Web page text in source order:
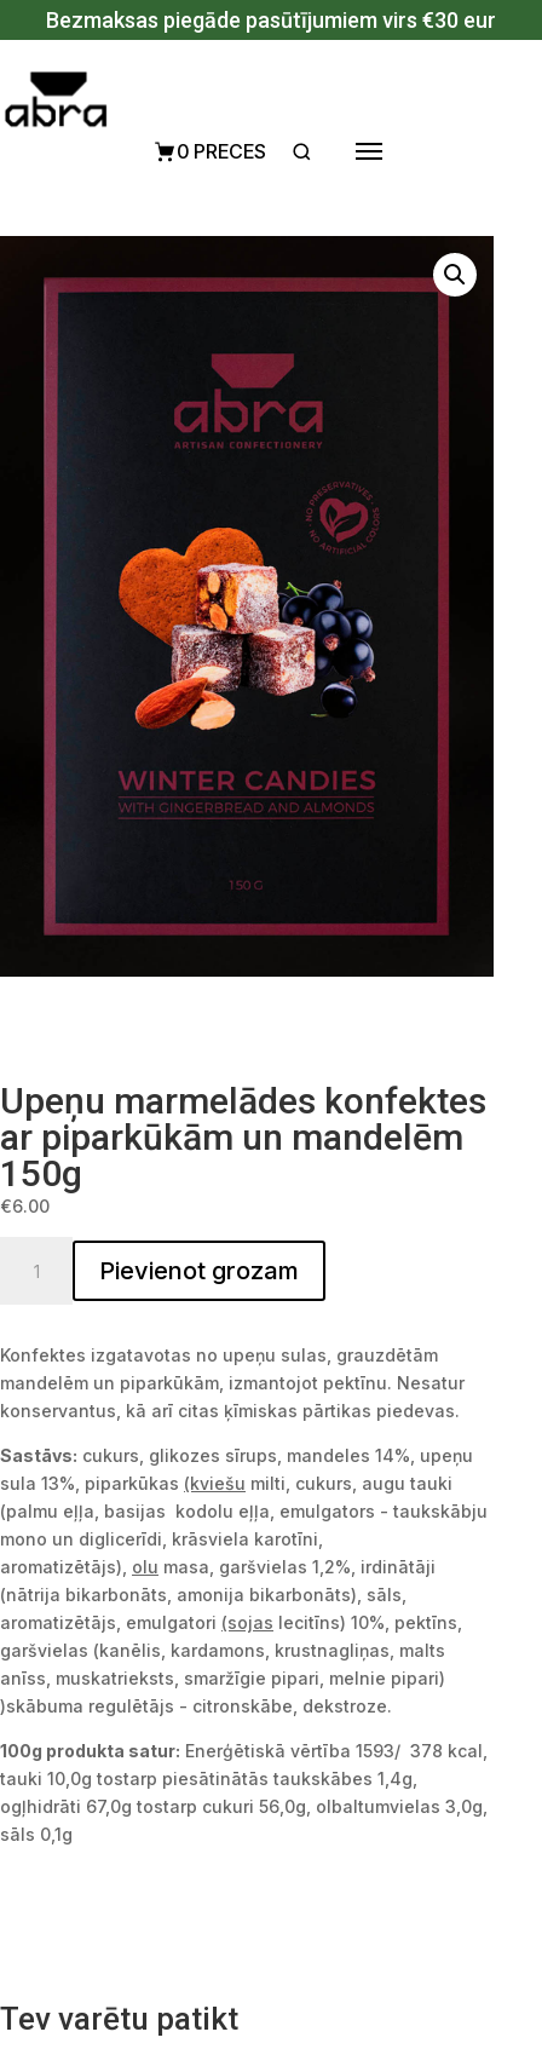
Pāriet uz saturu
Bezmaksas piegāde pasūtījumiem virs €30 eur
0 PRECES
Upeņu marmelādes konfektes
ar piparkūkām un mandelēm
150g
€6.00
Upeņu marmelādes konfektes ar piparkūkām un mandelēm
Pievienot grozam
Konfektes izgatavotas no upeņu sulas, grauzdētām
mandelēm un piparkūkām, izmantojot pektīnu. Nesatur
konservantus, kā arī citas ķīmiskas pārtikas piedevas.
Sastāvs: cukurs, glikozes sīrups, mandeles 14%, upeņu
sula 13%, piparkūkas (kviešu milti, cukurs, augu tauki
(palmu eļļa, basijas kodolu eļļa, emulgators - taukskābju
mono un diglicerīdi, krāsviela karotīni,
aromatizētājs), olu masa, garšvielas 1,2%, irdinātāji
(nātrija bikarbonāts, amonija bikarbonāts), sāls,
aromatizētājs, emulgatori (sojas lecitīns) 10%, pektīns,
garšvielas (kanēlis, kardamons, krustnagliņas, malts
anīss, muskatrieksts, smaržīgie pipari, melnie pipari)
)skābuma regulētājs - citronskābe, dekstroze.
100g produkta satur: Enerģētiskā vērtība 1593/ 378 kcal,
tauki 10,0g tostarp piesātinātās taukskābes 1,4g,
ogļhidrāti 67,0g tostarp cukuri 56,0g, olbaltumvielas 3,0g,
sāls 0,1g
Tev varētu patikt